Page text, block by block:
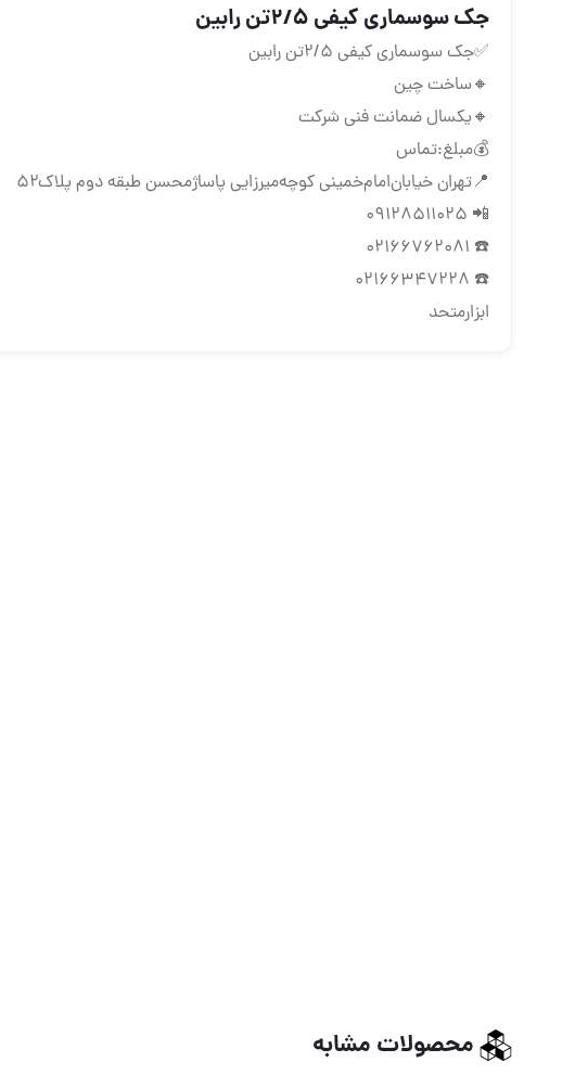
جک سوسماری کیفی ۲/۵تن رابین
✅جک سوسماری کیفی ۲/۵تن رابین
🔸ساخت چین
🔸یکسال ضمانت فنی شرکت
💰مبلغ:تماس
📍تهران ‌خیابان‌امام‌خمینی‌ کوچه‌میرزایی پاساژمحسن طبقه دوم پلاک۵۲
📲 09128511025
☎️ 02166762081
☎️ 02166347228
ابزارمتحد
محصولات مشابه